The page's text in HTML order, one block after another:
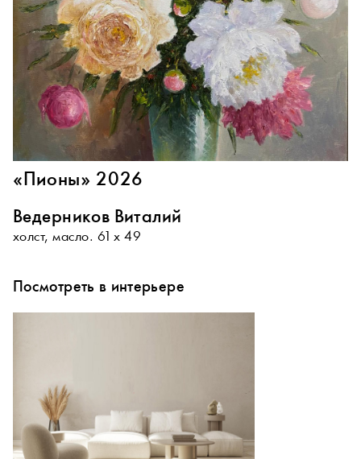
«Пионы» 2026
Ведерников Виталий
холст, масло. 61 х 49
Посмотреть в интерьере